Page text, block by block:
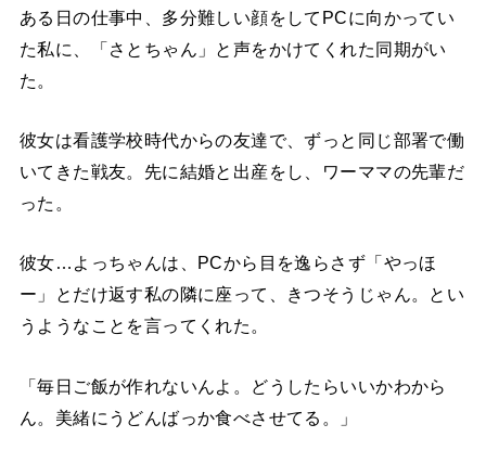
ある日の仕事中、多分難しい顔をしてPCに向かってい
た私に、「さとちゃん」と声をかけてくれた同期がい
た。
彼女は看護学校時代からの友達で、ずっと同じ部署で働
いてきた戦友。先に結婚と出産をし、ワーママの先輩だ
った。
彼女…よっちゃんは、PCから目を逸らさず「やっほ
ー」とだけ返す私の隣に座って、きつそうじゃん。とい
うようなことを言ってくれた。
「毎日ご飯が作れないんよ。どうしたらいいかわから
ん。美緒にうどんばっか食べさせてる。」